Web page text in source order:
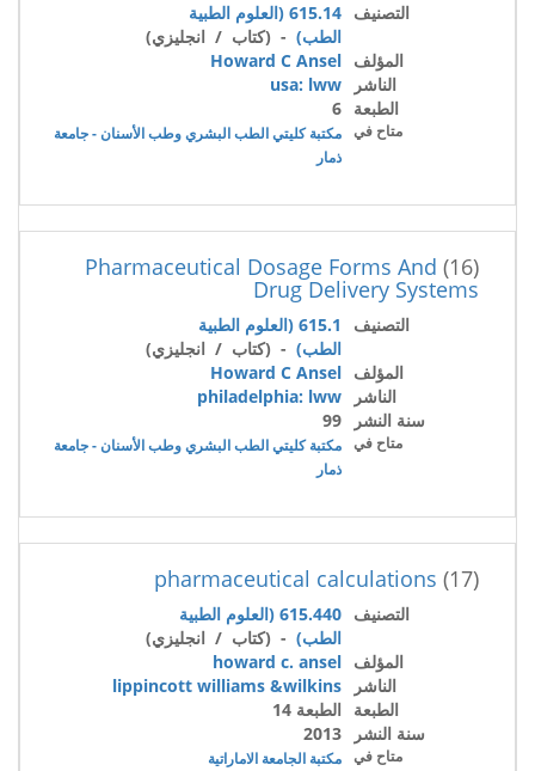
التصنيف
615.14 (العلوم الطبية
الطب) - (كتاب / انجليزي)
المؤلف Howard C Ansel
الناشر
usa: lww
الطبعة 6
متاح في مكتبة كليتي الطب البشري وطب الأسنان - جامعة
ذمار
(16)
Pharmaceutical Dosage Forms And
Drug Delivery Systems
التصنيف
615.1 (العلوم الطبية
الطب) - (كتاب / انجليزي)
المؤلف Howard C Ansel
الناشر
philadelphia: lww
سنة النشر
99
متاح في مكتبة كليتي الطب البشري وطب الأسنان - جامعة
ذمار
(17)
pharmaceutical calculations
التصنيف
615.440 (العلوم الطبية
الطب) - (كتاب / انجليزي)
المؤلف howard c. ansel
الناشر
lippincott williams &wilkins
الطبعة
الطبعة 14
سنة النشر
2013
متاح في مكتبة الجامعة الاماراتية